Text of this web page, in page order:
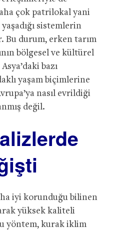
çok patrilokal yani
sistemlerin
Bu durum, erken tarım
bölgesel ve kültürel
bazı
yaşam biçimlerine
nasıl evrildiği
değil.
iyi korunduğu bilinen
yüksek kaliteli
yöntem, kurak iklim